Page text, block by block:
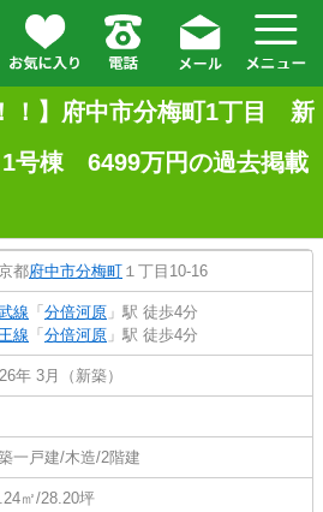
！】府中市分梅町1丁目 新
号棟 6499万円の過去掲載
都府中市分梅町 １丁目10-16
線 「 分倍河原 」駅 徒歩4分
線 「 分倍河原 」駅 徒歩4分
年 3月（新築）
一戸建/木造/2階建
㎡/28.20坪